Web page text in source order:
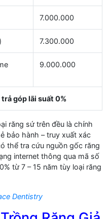
7.000.000
7.300.000
9.000.000
góp lãi suất 0%
răng sứ trên đều là chính
bảo hành – truy xuất xác
thể tra cứu nguồn gốc răng
internet thông qua mã số
từ 7 – 15 năm tùy loại răng
Dentistry